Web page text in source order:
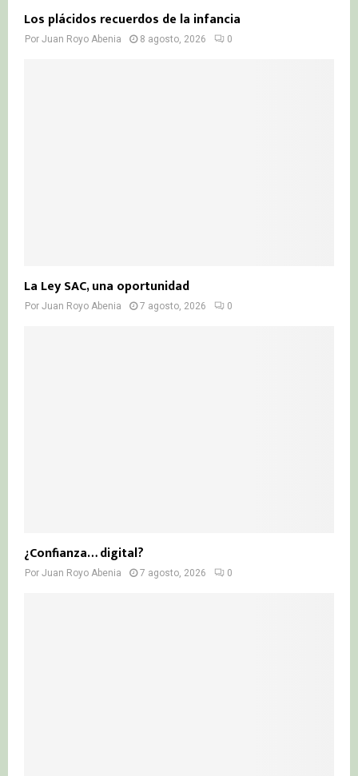
Los plácidos recuerdos de la infancia
Por Juan Royo Abenia 8 agosto, 2026 0
La Ley SAC, una oportunidad
Por Juan Royo Abenia 7 agosto, 2026 0
¿Confianza… digital?
Por Juan Royo Abenia 7 agosto, 2026 0